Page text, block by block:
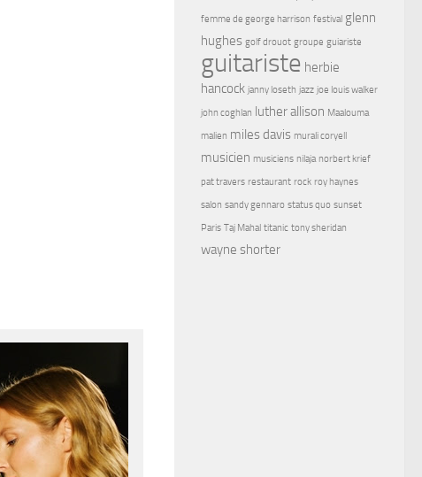
femme de george harrison festival glenn
hughes golf drouot groupe guiariste
guitariste herbie
hancock janny loseth jazz joe louis walker
john coghlan luther allison Maalouma
malien miles davis murali coryell
musicien musiciens nilaja norbert krief
pat travers restaurant rock roy haynes
salon sandy gennaro status quo sunset
Paris Taj Mahal titanic tony sheridan
wayne shorter